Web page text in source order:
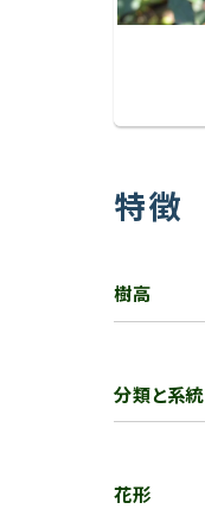
特徴
樹高
分類と系統
花形